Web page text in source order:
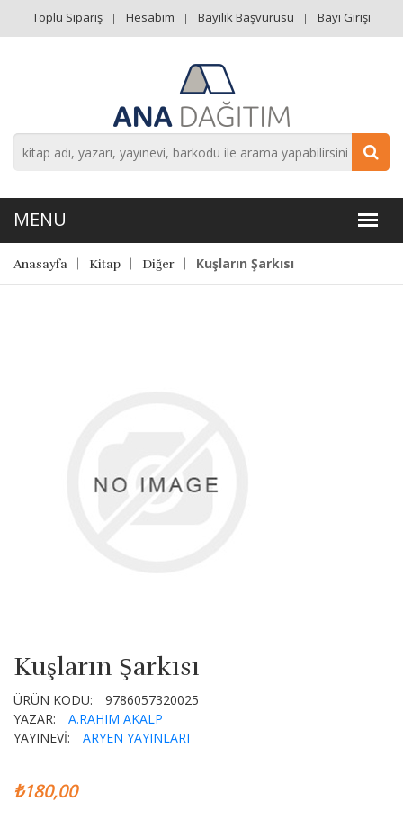
Toplu Sipariş Hesabım Bayilik Başvurusu Bayi Girişi
Anasayfa Kitap Diğer Kuşların Şarkısı
Kuşların Şarkısı
ÜRÜN KODU:
9786057320025
YAZAR:
A.RAHIM AKALP
YAYINEVİ:
ARYEN YAYINLARI
₺180,00